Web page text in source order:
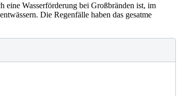
Wasserförderung bei Großbränden ist, im
Die Regenfälle haben das gesatme